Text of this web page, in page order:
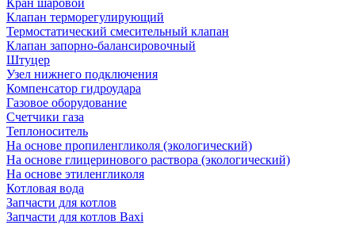
Кран шаровой
Клапан терморегулирующий
Термостатический смесительный клапан
Клапан запорно-балансировочный
Штуцер
Узел нижнего подключения
Компенсатор гидроудара
Газовое оборудование
Счетчики газа
Теплоноситель
На основе пропиленгликоля (экологический)
На основе глицеринового раствора (экологический)
На основе этиленгликоля
Котловая вода
Запчасти для котлов
Запчасти для котлов Baxi